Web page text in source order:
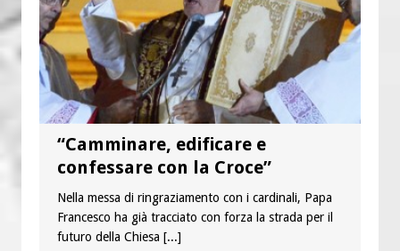
“Camminare, edificare e
confessare con la Croce”
Nella messa di ringraziamento con i cardinali, Papa
Francesco ha già tracciato con forza la strada per il
futuro della Chiesa [...]